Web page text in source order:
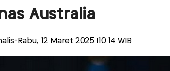
Australia
Rabu, 12 Maret 2025 |10:14 WIB